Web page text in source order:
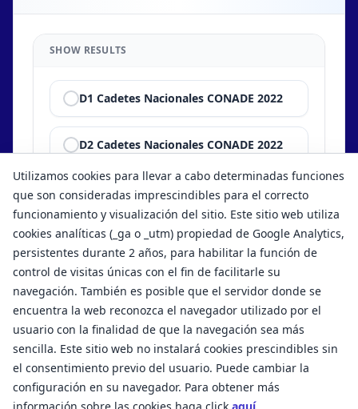
SHOW RESULTS
D1 Cadetes Nacionales CONADE 2022
D2 Cadetes Nacionales CONADE 2022
Show results
Utilizamos cookies para llevar a cabo determinadas funciones
que son consideradas imprescindibles para el correcto
funcionamiento y visualización del sitio. Este sitio web utiliza
cookies analíticas (_ga o _utm) propiedad de Google Analytics,
persistentes durante 2 años, para habilitar la función de
control de visitas únicas con el fin de facilitarle su
navegación. También es posible que el servidor donde se
encuentra la web reconozca el navegador utilizado por el
usuario con la finalidad de que la navegación sea más
sencilla. Este sitio web no instalará cookies prescindibles sin
el consentimiento previo del usuario. Puede cambiar la
configuración en su navegador. Para obtener más
Términos y condiciones de usoAviso legal